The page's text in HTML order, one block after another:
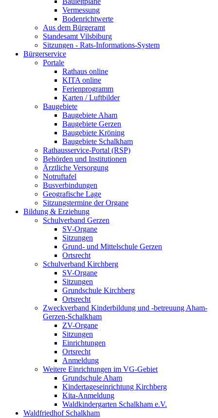
Vermessung
Bodenrichtwerte
Aus dem Bürgeramt
Standesamt Vilsbiburg
Sitzungen - Rats-Informations-System
Bürgerservice
Portale
Rathaus online
KITA online
Ferienprogramm
Karten / Luftbilder
Baugebiete
Baugebiete Aham
Baugebiete Gerzen
Baugebiete Kröning
Baugebiete Schalkham
Rathausservice-Portal (RSP)
Behörden und Institutionen
Ärztliche Versorgung
Notruftafel
Busverbindungen
Geografische Lage
Sitzungstermine der Organe
Bildung & Erziehung
Schulverband Gerzen
SV-Organe
Sitzungen
Grund- und Mittelschule Gerzen
Ortsrecht
Schulverband Kirchberg
SV-Organe
Sitzungen
Grundschule Kirchberg
Ortsrecht
Zweckverband Kinderbildung und -betreuung Aham-
Gerzen-Schalkham
ZV-Organe
Sitzungen
Einrichtungen
Ortsrecht
Anmeldung
Weitere Einrichtungen im VG-Gebiet
Grundschule Aham
Kindertageseinrichtung Kirchberg
Kita-Anmeldung
Waldkindergarten Schalkham e.V.
Waldfriedhof Schalkham